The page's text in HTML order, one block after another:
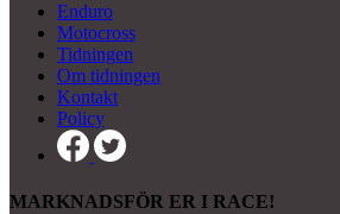
Enduro
Motocross
Tidningen
Om tidningen
Kontakt
Policy
MARKNADSFÖR ER I RACE!